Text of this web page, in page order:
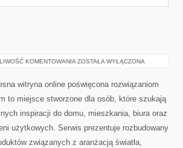
KOMENTOWANIA DIY
TO
SAM
ZOSTAŁA WYŁĄCZONA
witryna online poświęcona rozwiązaniom
to miejsce stworzone dla osób, które szukają
inspiracji do domu, mieszkania, biura oraz
użytkowych. Serwis prezentuje rozbudowany
związanych z aranżacją światła,